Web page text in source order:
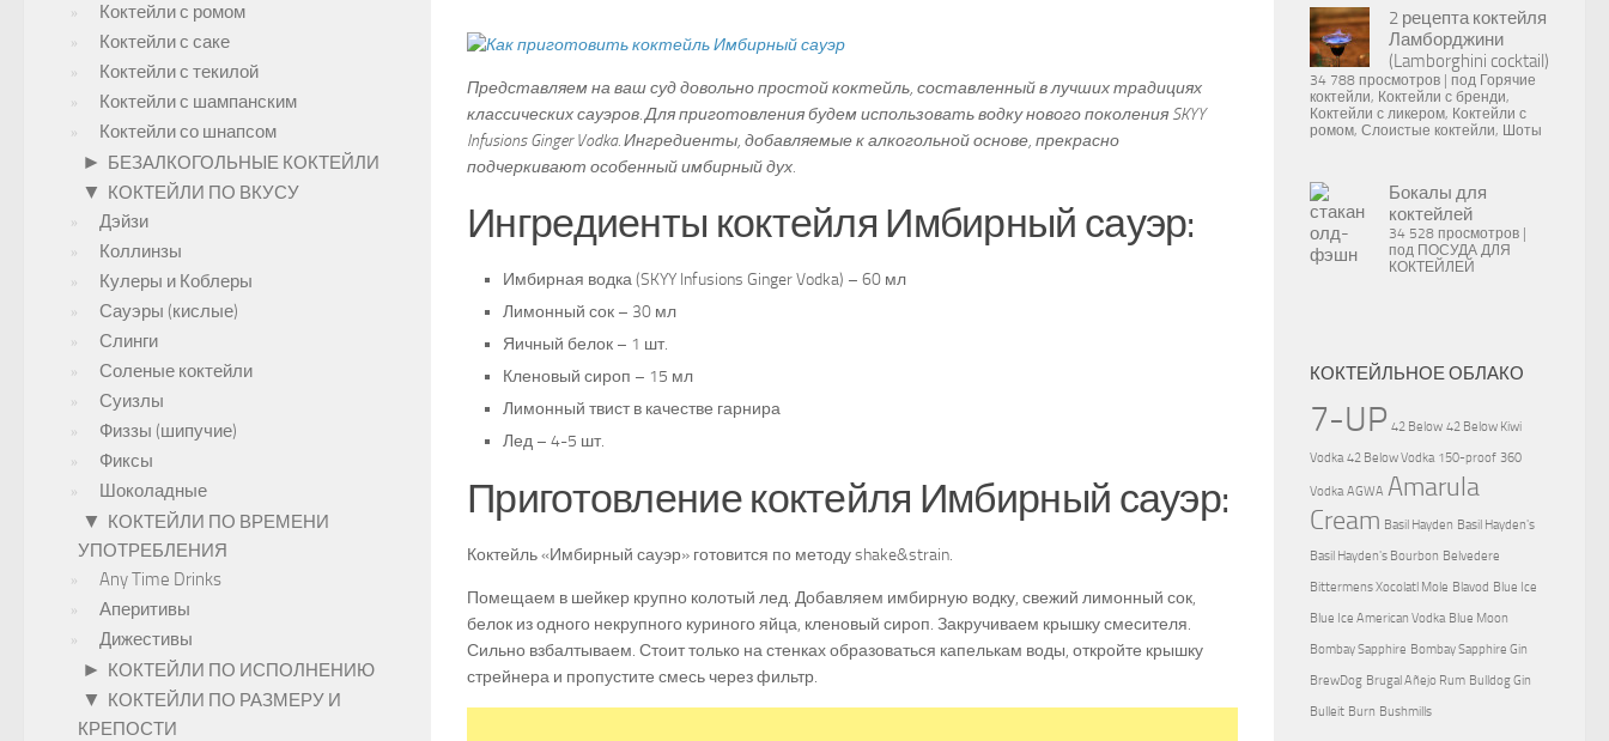
Представляем на ваш суд довольно простой коктейль, составленный в лучших традициях
классических сауэров. Для приготовления будем использовать водку нового поколения SKYY
Infusions Ginger Vodka. Ингредиенты, добавляемые к алкогольной основе, прекрасно
подчеркивают особенный имбирный дух.
Ингредиенты коктейля Имбирный сауэр:
Имбирная водка (SKYY Infusions Ginger Vodka) – 60 мл
Лимонный сок – 30 мл
Яичный белок – 1 шт.
Кленовый сироп – 15 мл
Лимонный твист в качестве гарнира
Лед – 4-5 шт.
Приготовление коктейля Имбирный сауэр:
Коктейль «Имбирный сауэр» готовится по методу shake&strain.
Помещаем в шейкер крупно колотый лед. Добавляем имбирную водку, свежий лимонный сок,
белок из одного некрупного куриного яйца, кленовый сироп. Закручиваем крышку смесителя.
Сильно взбалтываем. Стоит только на стенках образоваться капелькам воды, откройте крышку
стрейнера и пропустите смесь через фильтр.
Коктейли с ромом
Коктейли с саке
Коктейли с текилой
Коктейли с шампанским
Коктейли со шнапсом
► БЕЗАЛКОГОЛЬНЫЕ КОКТЕЙЛИ
▼ КОКТЕЙЛИ ПО ВКУСУ
Дэйзи
Коллинзы
Кулеры и Коблеры
Сауэры (кислые)
Слинги
Соленые коктейли
Суизлы
Физзы (шипучие)
Фиксы
Шоколадные
▼ КОКТЕЙЛИ ПО ВРЕМЕНИ
УПОТРЕБЛЕНИЯ
Any Time Drinks
Аперитивы
Дижестивы
► КОКТЕЙЛИ ПО ИСПОЛНЕНИЮ
▼ КОКТЕЙЛИ ПО РАЗМЕРУ И
КРЕПОСТИ
2 рецепта коктейля
Ламборджини
(Lamborghini cocktail)
34 788 просмотров под Горячие
коктейли, Коктейли с бренди,
Коктейли с ликером, Коктейли с
ромом, Слоистые коктейли, Шоты
Бокалы для
коктейлей
34 528 просмотров
под ПОСУДА ДЛЯ
КОКТЕЙЛЕЙ
КОКТЕЙЛЬНОЕ ОБЛАКО
7-UP 42 Below 42 Below Kiwi
Vodka 42 Below Vodka 150-proof 360
Vodka AGWA Amarula
Cream Basil Hayden Basil Hayden's
Basil Hayden's Bourbon Belvedere
Bittermens Xocolatl Mole Blavod Blue Ice
Blue Ice American Vodka Blue Moon
Bombay Sapphire Bombay Sapphire Gin
BrewDog Brugal Añejo Rum Bulldog Gin
Bulleit Burn Bushmills